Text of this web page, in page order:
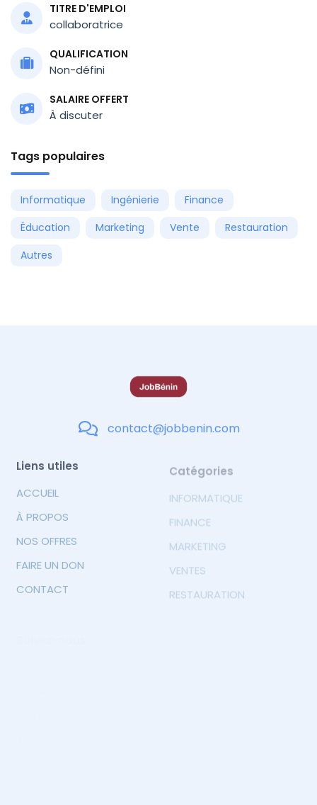
TITRE D'EMPLOI
collaboratrice
QUALIFICATION
Non-défini
SALAIRE OFFERT
À discuter
Tags populaires
Informatique Ingénierie
Finance
Éducation
Marketing Vente
Restauration
Autres
contact@jobbenin.com
Liens utiles
ACCUEIL
À PROPOS
NOS OFFRES
FAIRE UN DON
CONTACT
Catégories
INFORMATIQUE
FINANCE
MARKETING
VENTES
RESTAURATION